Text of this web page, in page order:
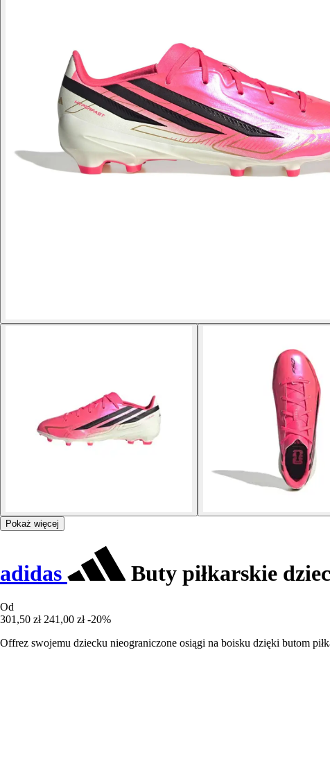
Pokaż więcej
adidas Buty piłkarskie
Od
301,50 zł 241,00 zł -20%
Offrez swojemu dziecku nieograniczone osiągi na boisku dzięki butom